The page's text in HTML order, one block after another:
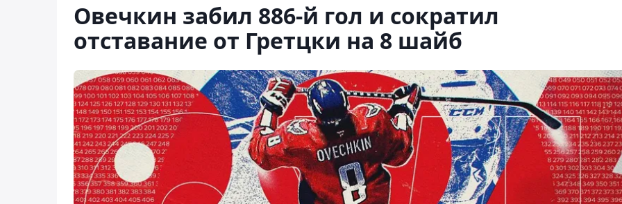
Овечкин забил 886-й гол и сократил
отставание от Гретцки на 8 шайб